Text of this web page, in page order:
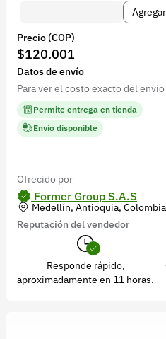
Precio (COP)
$120.001
Datos de envío
Para ver el costo exacto del
Permite entrega en tienda
Envío disponible
Ofrecido por
Former Group S.A.S
Medellín, Antioquia, Colombia
Reputación del vendedor
Responde rápido,
aproximadamente en 11 horas.
© 2026 Croper.com Todos los
Versión 5.44.0
Síguenos